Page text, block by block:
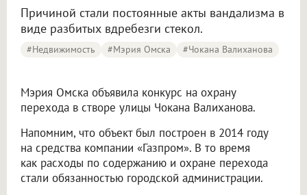
Причиной стали постоянные акты вандализма в
виде разбитых вдребезги стекол.
#Недвижимость #мэрия Омска #Чокана Валиханова
Мэрия Омска объявила конкурс на охрану
перехода в створе улицы Чокана Валиханова.
Напомним, что объект был построен в 2014 году
на средства компании «Газпром». В то время
как расходы по содержанию и охране перехода
стали обязанностью городской администрации.